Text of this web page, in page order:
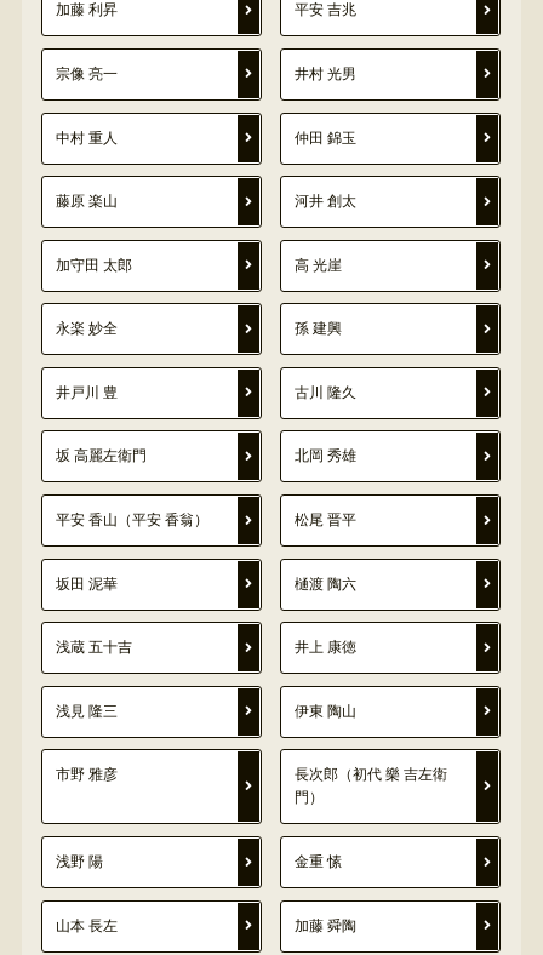
加藤 利昇 平安 吉兆
宗像 亮一 井村 光男
中村 重人 仲田 錦玉
藤原 楽山 河井 創太
加守田 太郎 高 光崖
永楽 妙全 孫 建興
井戸川 豊 古川 隆久
坂 高麗左衛門 北岡 秀雄
平安 香山（平安 香翁） 松尾 晋平
坂田 泥華 樋渡 陶六
浅蔵 五十吉 井上 康徳
浅見 隆三 伊東 陶山
市野 雅彦
長次郎（初代 樂 吉左衛
門）
浅野 陽 金重 愫
山本 長左 加藤 舜陶